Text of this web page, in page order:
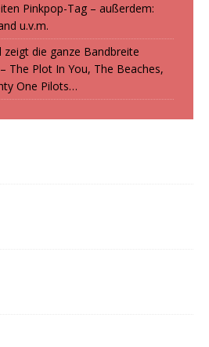
Pinkpop-Tag – außerdem:
u.v.m.
zeigt die ganze Bandbreite
The Plot In You, The Beaches,
One Pilots…